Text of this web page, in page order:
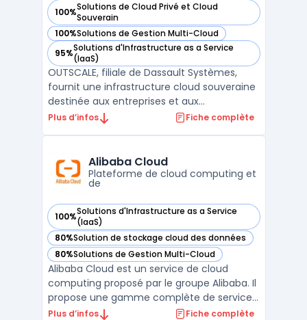
100%Solutions de Cloud Privé et Cloud
Souverain
— voir Outscale dans cette catégorie
100%Solutions de Gestion Multi-Cloud
— voir Outscale dans cette catégorie
95%Solutions d'Infrastructure as a Service
(IaaS)
— voir Outscale dans cette catégorie
OUTSCALE, filiale de Dassault Systèmes,
fournit une infrastructure cloud souveraine
destinée aux entreprises et aux
organisations publiques. Sa plateforme
données en conformité avec le RGPD.
L’ensemble des services propos ...
Plus d’infos Fiche complète
Alibaba Cloud
Plateforme de cloud computing et
de
100%Solutions d'Infrastructure as a Service
(IaaS)
— voir Alibaba Cloud dans cette catégorie
80%Solution de stockage cloud des données
— voir Alibaba Cloud dans cette catégorie
80%Solutions de Gestion Multi-Cloud
— voir Alibaba Cloud dans cette catégorie
Alibaba Cloud est un service de cloud
computing proposé par le groupe Alibaba. Il
propose une gamme complète de services
cloud adaptés aux entreprises, allant du
Plus d’infos Fiche complète